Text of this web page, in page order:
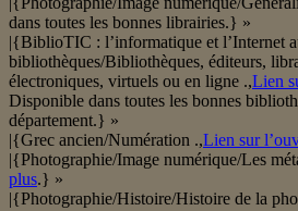
dans toutes les bonnes librairies.} »
|{BiblioTIC : l’informatique et l’Internet
bibliothèques/Bibliothèques, éditeurs,
électroniques, virtuels ou en ligne .,Lien
Disponible dans toutes les bonnes
département.} »
|{Grec ancien/Numération .,Lien sur
|{Photographie/Image numérique/Les
plus.} »
|{Photographie/Histoire/Histoire de la